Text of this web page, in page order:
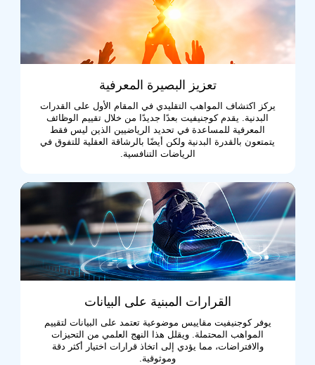
تعزيز البصيرة المعرفية
يركز اكتشاف المواهب التقليدي في المقام الأول على القدرات
البدنية. يقدم كوجنيفيت بعدًا جديدًا من خلال تقييم الوظائف
المعرفية للمساعدة في تحديد الرياضيين الذين ليس فقط
يتمتعون بالقدرة البدنية ولكن أيضًا بالرشاقة العقلية للتفوق في
الرياضات التنافسية.
القرارات المبنية على البيانات
يوفر كوجنيفيت مقاييس موضوعية تعتمد على البيانات لتقييم
المواهب المحتملة. ويقلل هذا النهج العلمي من التحيزات
والافتراضات، مما يؤدي إلى اتخاذ قرارات اختيار أكثر دقة
وموثوقية.